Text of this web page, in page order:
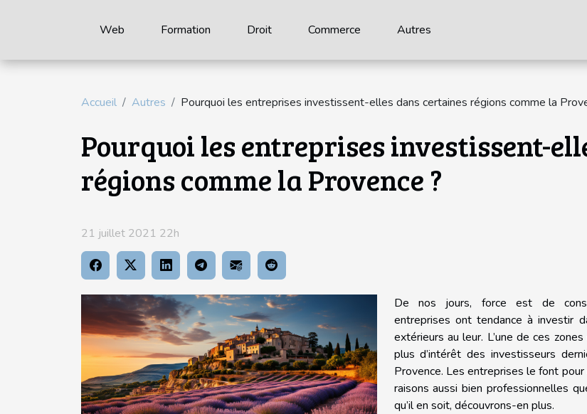
Web Formation Droit Commerce Autres
Accueil Autres Pourquoi les entreprises investissent-elles dans certaines régions comme la
Pourquoi les entreprises investissent-
régions comme la Provence ?
21 juillet 2021 22h
De nos jours, force est de
entreprises ont tendance à investir
extérieurs au leur. L’une de ces
plus d’intérêt des investisseurs
Provence. Les entreprises le font
raisons aussi bien professionnelles
qu’il en soit, découvrons-en plus.